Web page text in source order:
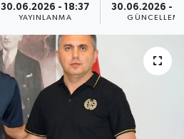
30.06.2026 - 18:37
YAYINLANMA
30.06.2026 -